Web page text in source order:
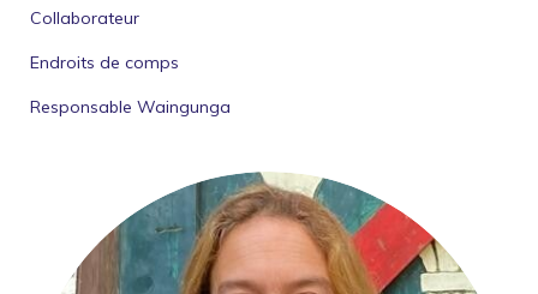
Collaborateur
Endroits de comps
Responsable Waingunga